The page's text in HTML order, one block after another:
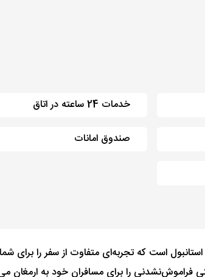
خدمات 24 ساعته در اتاق
صندوق امانات
استانبول است که تجربه‌ای متفاوت از سفر را
را برای مسافران خود به ارمغان